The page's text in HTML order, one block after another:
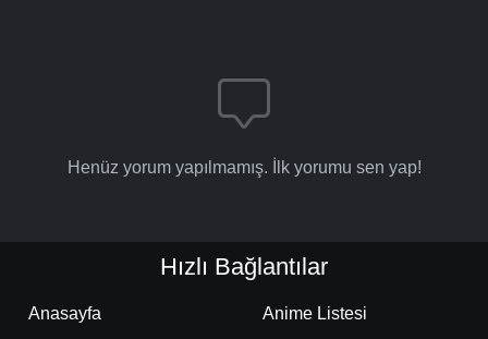
Henüz yorum yapılmamış. İlk yorumu sen yap!
Hızlı Bağlantılar
Anasayfa Anime Listesi